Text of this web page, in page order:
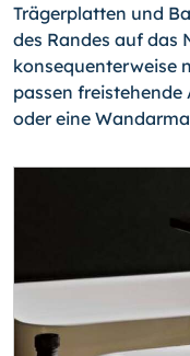
Trägerplatten und
des Randes auf das
konsequenterweise
passen
oder eine